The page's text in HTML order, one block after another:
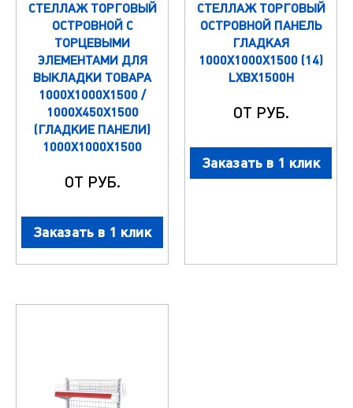
СТЕЛЛАЖ ТОРГОВЫЙ
ОСТРОВНОЙ С
ТОРЦЕВЫМИ
ЭЛЕМЕНТАМИ ДЛЯ
ВЫКЛАДКИ ТОВАРА
1000Х1000Х1500 /
1000Х450Х1500
(ГЛАДКИЕ ПАНЕЛИ)
1000X1000X1500
ОТ РУБ.
Заказать в 1 клик
СТЕЛЛАЖ ТОРГОВЫЙ
ОСТРОВНОЙ ПАНЕЛЬ
ГЛАДКАЯ
1000Х1000Х1500 (14)
LXBX1500H
ОТ РУБ.
Заказать в 1 клик